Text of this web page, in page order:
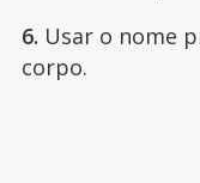
6. Usar o nome
corpo.